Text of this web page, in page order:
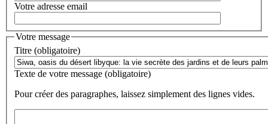
Votre adresse email
Votre message
Titre (obligatoire)
Texte de votre message (obligatoire)
Pour créer des paragraphes, laissez simplement des lignes vides.